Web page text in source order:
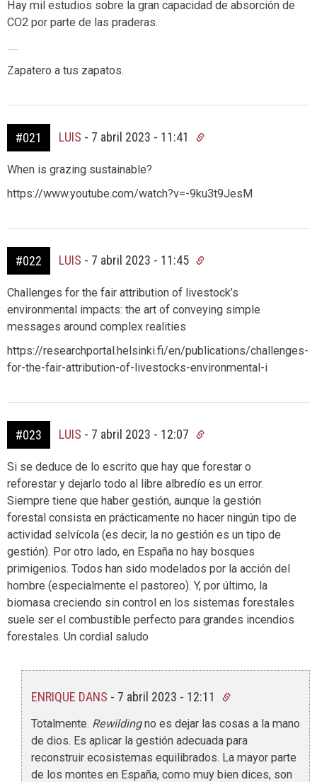
Hay mil estudios sobre la gran capacidad de absorción de
CO2 por parte de las praderas.
…..
Zapatero a tus zapatos.
#021 LUIS - 7 abril 2023 - 11:41
When is grazing sustainable?
https://www.youtube.com/watch?v=-9ku3t9JesM
#022 LUIS - 7 abril 2023 - 11:45
Challenges for the fair attribution of livestock’s
environmental impacts: the art of conveying simple
messages around complex realities
https://researchportal.helsinki.fi/en/publications/challenges-
for-the-fair-attribution-of-livestocks-environmental-i
#023 LUIS - 7 abril 2023 - 12:07
Si se deduce de lo escrito que hay que forestar o
reforestar y dejarlo todo al libre albredío es un error.
Siempre tiene que haber gestión, aunque la gestión
forestal consista en prácticamente no hacer ningún tipo de
actividad selvícola (es decir, la no gestión es un tipo de
gestión). Por otro lado, en España no hay bosques
primigenios. Todos han sido modelados por la acción del
hombre (especialmente el pastoreo). Y, por último, la
biomasa creciendo sin control en los sistemas forestales
suele ser el combustible perfecto para grandes incendios
forestales. Un cordial saludo
ENRIQUE DANS - 7 abril 2023 - 12:11
Totalmente. Rewildingno es dejar las cosas a la mano
de dios. Es aplicar la gestión adecuada para
reconstruir ecosistemas equilibrados. La mayor parte
de los montes en España, como muy bien dices, son